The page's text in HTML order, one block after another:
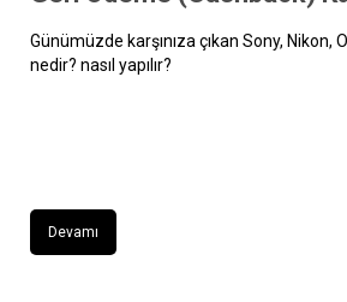
Günümüzde karşınıza çıkan Sony,
nedir? nasıl yapılır?
Devamı